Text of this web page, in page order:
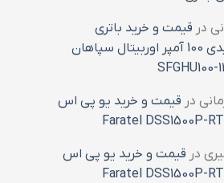
در قیمت و خرید باتری
خورشیدی 100 آمپر اوربیتال سپاهان
در قیمت و خرید یو پی اس
در قیمت و خرید یو پی اس